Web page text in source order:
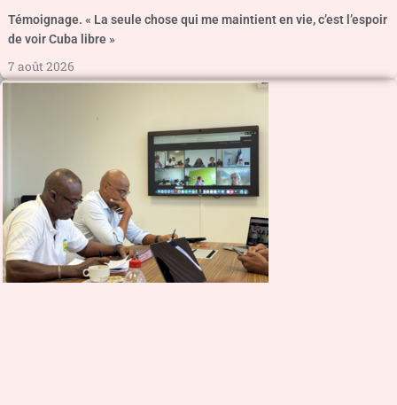
Témoignage. « La seule chose qui me maintient en vie, c’est l’espoir
de voir Cuba libre »
7 août 2026